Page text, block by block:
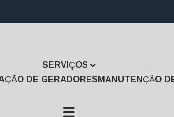
SERVIÇOS
DE GERADORES MANUTENÇÃO